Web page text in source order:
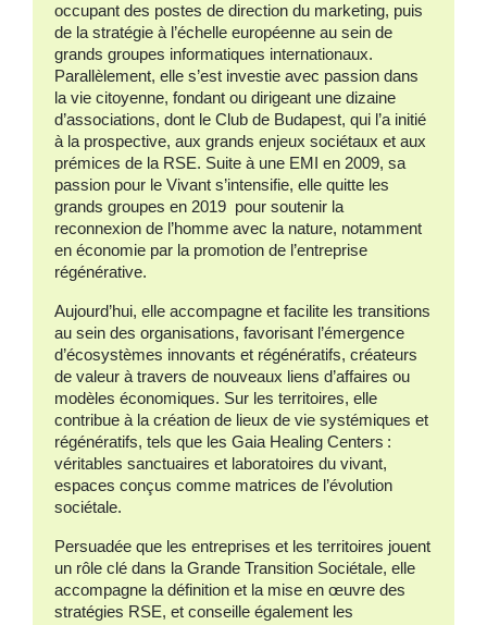
occupant des postes de direction du marketing, puis
de la stratégie à l’échelle européenne au sein de
grands groupes informatiques internationaux.
Parallèlement, elle s’est investie avec passion dans
la vie citoyenne, fondant ou dirigeant une dizaine
d’associations, dont le Club de Budapest, qui l’a initié
à la prospective, aux grands enjeux sociétaux et aux
prémices de la RSE. Suite à une EMI en 2009, sa
passion pour le Vivant s’intensifie, elle quitte les
grands groupes en 2019 pour soutenir la
reconnexion de l’homme avec la nature, notamment
en économie par la promotion de l’entreprise
régénérative.
Aujourd’hui, elle accompagne et facilite les transitions
au sein des organisations, favorisant l’émergence
d’écosystèmes innovants et régénératifs, créateurs
de valeur à travers de nouveaux liens d’affaires ou
modèles économiques. Sur les territoires, elle
contribue à la création de lieux de vie systémiques et
régénératifs, tels que les Gaia Healing Centers :
véritables sanctuaires et laboratoires du vivant,
espaces conçus comme matrices de l’évolution
sociétale.
Persuadée que les entreprises et les territoires jouent
un rôle clé dans la Grande Transition Sociétale, elle
accompagne la définition et la mise en œuvre des
stratégies RSE, et conseille également les